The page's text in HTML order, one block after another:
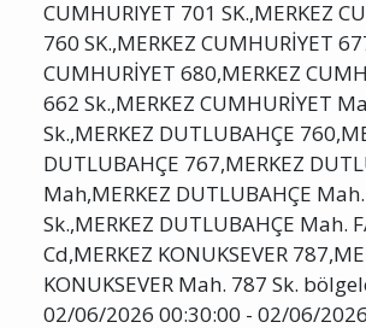
CUMHURIYET 701 SK.,MERKEZ
760 SK.,MERKEZ CUMHURİYET
CUMHURİYET 680,MERKEZ
662 Sk.,MERKEZ CUMHURİYET
Sk.,MERKEZ DUTLUBAHÇE
DUTLUBAHÇE 767,MERKEZ
Mah,MERKEZ DUTLUBAHÇE
Sk.,MERKEZ DUTLUBAHÇE Mah.
Cd,MERKEZ KONUKSEVER
KONUKSEVER Mah. 787 Sk.
02/06/2026 00:30:00 - 02/06/